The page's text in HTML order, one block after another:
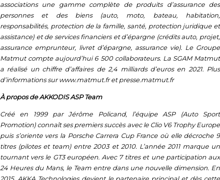
associations une gamme complète de produits d’assurance des
personnes et des biens (auto, moto, bateau, habitation,
responsabilités, protection de la famille, santé, protection juridique et
assistance) et de services financiers et d’épargne (crédits auto, projet,
assurance emprunteur, livret d’épargne, assurance vie). Le Groupe
Matmut compte aujourd’hui 6 500 collaborateurs. La SGAM Matmut
a réalisé un chiffre d’affaires de 2,4 milliards d’euros en 2021. Plus
d’informations sur www.matmut.fr et presse.matmut.fr
À propos de AKKODIS ASP Team
Créé en 1999 par Jérôme Policand, l’équipe ASP (Auto Sport
Promotion) connaît ses premiers succès avec le Clio V6 Trophy Europe
puis s’oriente vers la Porsche Carrera Cup France où elle décroche 9
titres (pilotes et team) entre 2003 et 2010. L’année 2011 marque un
tournant vers le GT3 européen. Avec 7 titres et une participation aux
24 Heures du Mans, le Team entre dans une nouvelle dimension. En